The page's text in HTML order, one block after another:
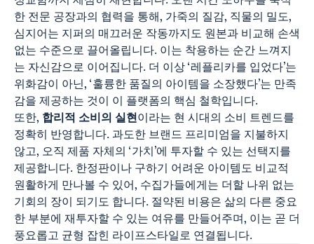
한 전문 공장과의 협력을 통해, 가죽의 질감, 직물의 밀도,
심지어는 지퍼의 매끄러운 작동까지도 원본과 비교해 손색
없는 수준으로 끌어올립니다. 이는 착용하는 순간 느껴지
는 자신감으로 이어집니다. 더 이상 ‘레플리카를 입었다’는
위화감이 아닌, ‘훌륭한 품질의 아이템을 소장했다’는 만족
감을 제공하는 것이 이 플랫폼의 핵심 철학입니다.
또한, 합리적 소비의 실현이라는 현 시대의 소비 트렌드를
정확히 반영합니다. 과도한 브랜드 프리미엄을 지불하지
않고, 오직 제품 자체의 ‘가치’에 투자할 수 있는 선택지를
제공합니다. 한정판이나 구하기 어려운 아이템도 비교적
원활하게 만나볼 수 있어, 수집가들에게는 더할 나위 없는
기회의 장이 되기도 합니다. 절약된 비용은 삶의 다른 중요
한 부분에 재투자할 수 있는 여유를 만들어주며, 이는 곧 더
풍요롭고 균형 잡힌 라이프스타일로 연결됩니다.